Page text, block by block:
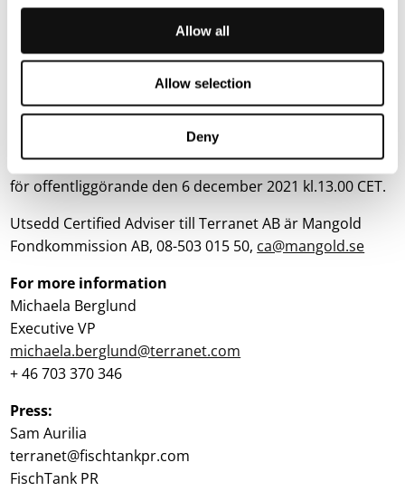
Allow all
Allow selection
Deny
på:www.blincvision.com
Du kan registrera dig för Terranets nyhetsbrev
påwww.blincvision.com/for-investerare
AB är skyldigt att offentliggöra enligt EU:s
marknadsmissbruksförordning. Informationen
lämnades, genom ovanstående kontaktpersons försorg,
för offentliggörande den 6 december 2021 kl.13.00 CET.
Utsedd Certified Adviser till Terranet AB är Mangold
Fondkommission AB, 08-503 015 50, ca@mangold.se
For more information
Michaela Berglund
Executive VP
michaela.berglund@terranet.com
+ 46 703 370 346
Press:
Sam Aurilia
terranet@fischtankpr.com
FischTank PR